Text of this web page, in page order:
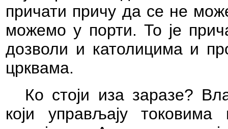
причати причу да се не
можемо у порти. То је
дозволи и католицима и
црквама.
Ко стоји иза заразе?
који управљају